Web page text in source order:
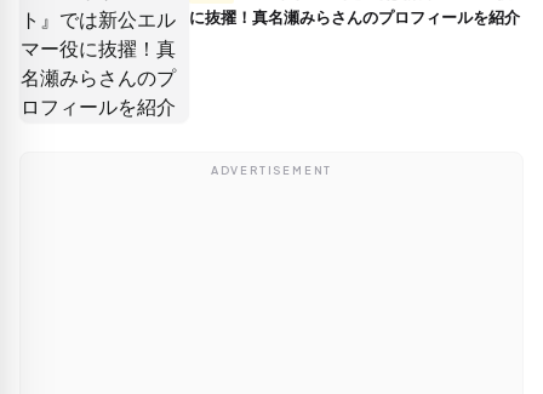
に抜擢！真名瀬みらさんのプロフィールを紹介
ADVERTISEMENT